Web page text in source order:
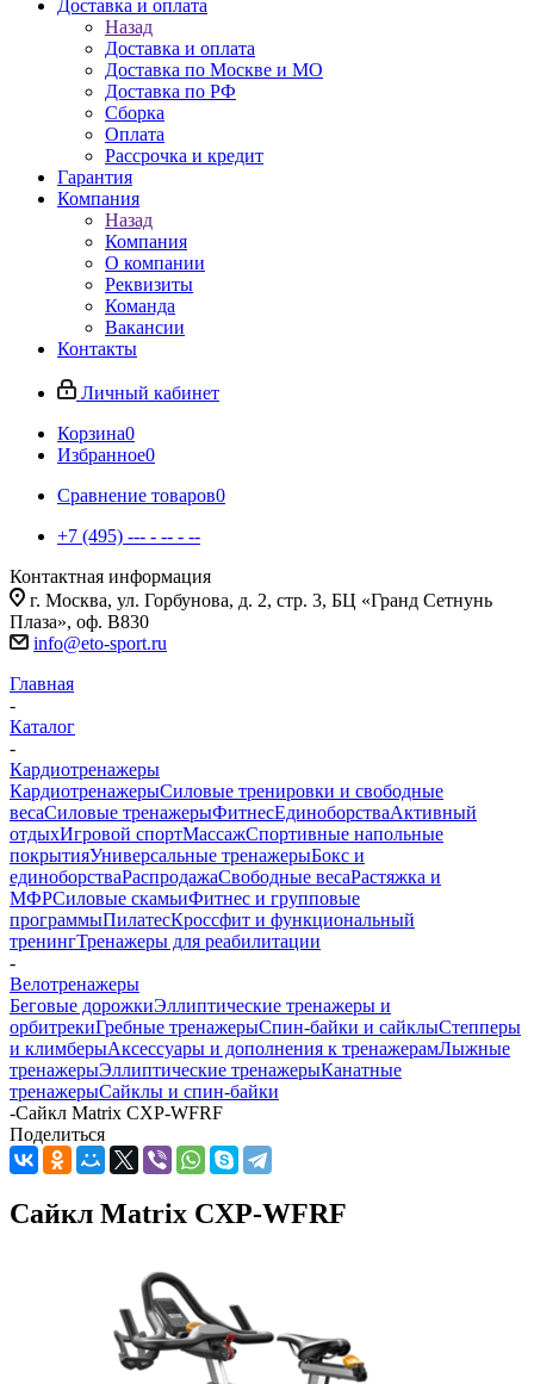
Доставка и оплата
Назад
Доставка и оплата
Доставка по Москве и МО
Доставка по РФ
Сборка
Оплата
Рассрочка и кредит
Гарантия
Компания
Назад
Компания
О компании
Реквизиты
Команда
Вакансии
Контакты
Личный кабинет
Корзина0
Избранное0
Сравнение товаров0
+7 (495) --- - -- - --
Контактная информация
г. Москва, ул. Горбунова, д. 2, стр. 3, БЦ «Гранд Сетнунь
Плаза», оф. В830
info@eto-sport.ru
Главная
-
Каталог
-
Кардиотренажеры
КардиотренажерыСиловые тренировки и свободные
весаСиловые тренажерыФитнесЕдиноборстваАктивный
отдыхИгровой спортМассажСпортивные напольные
покрытияУниверсальные тренажерыБокс и
единоборстваРаспродажаСвободные весаРастяжка и
МФРСиловые скамьиФитнес и групповые
программыПилатесКроссфит и функциональный
тренингТренажеры для реабилитации
-
Велотренажеры
Беговые дорожкиЭллиптические тренажеры и
орбитрекиГребные тренажерыСпин-байки и сайклыСтепперы
и климберыАксессуары и дополнения к тренажерамЛыжные
тренажерыЭллиптические тренажерыКанатные
тренажерыСайклы и спин-байки
-Сайкл Matrix CXP-WFRF
Поделиться
Сайкл Matrix CXP-WFRF